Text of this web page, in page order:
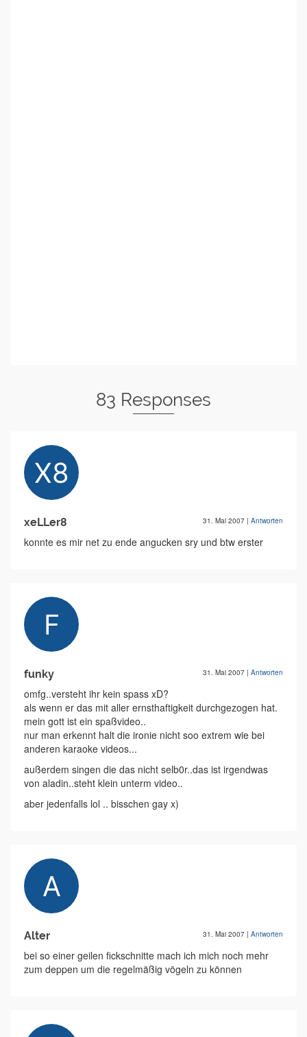
83 Responses
xeLLer8 31. Mai 2007 | Antworten
konnte es mir net zu ende angucken sry und btw erster
funky 31. Mai 2007 | Antworten
omfg..versteht ihr kein spass xD?
als wenn er das mit aller ernsthaftigkeit durchgezogen hat.
mein gott ist ein spaßvideo..
nur man erkennt halt die ironie nicht soo extrem wie bei
anderen karaoke videos...
außerdem singen die das nicht selb0r..das ist irgendwas
von aladin..steht klein unterm video..
aber jedenfalls lol .. bisschen gay x)
Alter 31. Mai 2007 | Antworten
bei so einer geilen fickschnitte mach ich mich noch mehr
zum deppen um die regelmäßig vögeln zu können